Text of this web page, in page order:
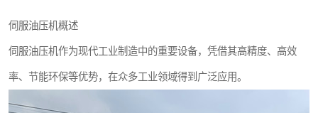
伺服油压机概述
伺服油压机作为现代工业制造中的重要设备，凭借其高精度、高效
率、节能环保等优势，在众多工业领域得到广泛应用。
伺服压力机